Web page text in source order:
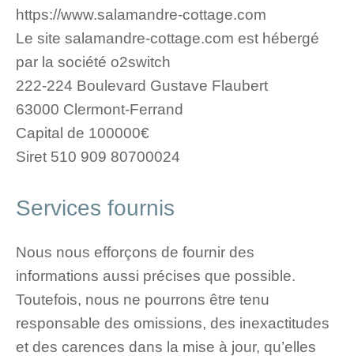
https://www.salamandre-cottage.com
Le site salamandre-cottage.com est hébergé
par la société o2switch
222-224 Boulevard Gustave Flaubert
63000 Clermont-Ferrand
Capital de 100000€
Siret 510 909 80700024
Services fournis
Nous nous efforçons de fournir des
informations aussi précises que possible.
Toutefois, nous ne pourrons être tenu
responsable des omissions, des inexactitudes
et des carences dans la mise à jour, qu’elles